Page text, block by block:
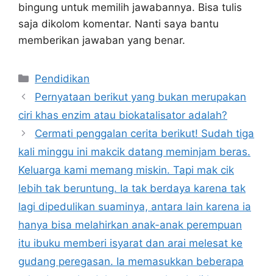
bingung untuk memilih jawabannya. Bisa tulis
saja dikolom komentar. Nanti saya bantu
memberikan jawaban yang benar.
Kategori
Pendidikan
Pernyataan berikut yang bukan merupakan
ciri khas enzim atau biokatalisator adalah?
Cermati penggalan cerita berikut! Sudah tiga
kali minggu ini makcik datang meminjam beras.
Keluarga kami memang miskin. Tapi mak cik
lebih tak beruntung. Ia tak berdaya karena tak
lagi dipedulikan suaminya, antara lain karena ia
hanya bisa melahirkan anak-anak perempuan
itu ibuku memberi isyarat dan arai melesat ke
gudang peregasan. Ia memasukkan beberapa